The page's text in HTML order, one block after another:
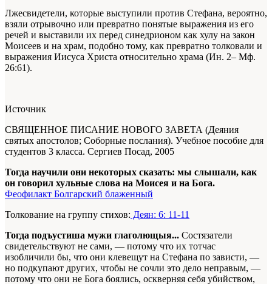
Лжесвидетели, которые выступили против Стефана, вероятно,
взяли отрывочно или превратно понятые выражения из его
речей и выставили их перед синедрионом как хулу на закон
Моисеев и на храм, подобно тому, как превратно толковали и
выражения Иисуса Христа относительно храма (Ин. 2– Мф.
26:61).
Источник
СВЯЩЕННОЕ ПИСАНИЕ НОВОГО ЗАВЕТА (Деяния
святых апостолов; Соборные послания). Учебное пособие для
студентов 3 класса. Сергиев Посад, 2005
Тогда научили они некоторых сказать: мы слышали, как
он говорил хульные слова на Моисея и на Бога.
Феофилакт Болгарский блаженный
Толкование на группу стихов: Деян: 6: 11-11
Тогда подъустиша мужи глаголющыя... Состязатели
свидетельствуют не сами, — потому что их тотчас
изобличили бы, что они клевещут на Стефана по зависти, —
но подкупают других, чтобы не сочли это дело неправым, —
потому что они не Бога боялись, оскверняя себя убийством,